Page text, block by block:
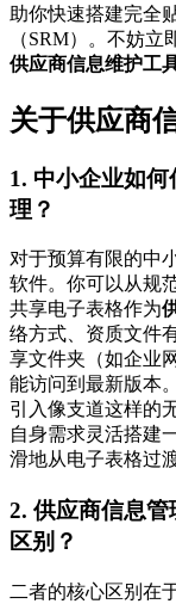
助你快速搭建完全
（SRM）。不妨
供应商信息维护工
关于供应商
1. 中小企业如
理？
对于预算有限的中
软件。你可以从规
共享电子表格作为
络方式、资质文件
享文件夹（如企业
能访问到最新版本
引入像支道这样的
自身需求灵活搭建
滑地从电子表格过
2. 供应商信息
区别？
二者的核心区别在